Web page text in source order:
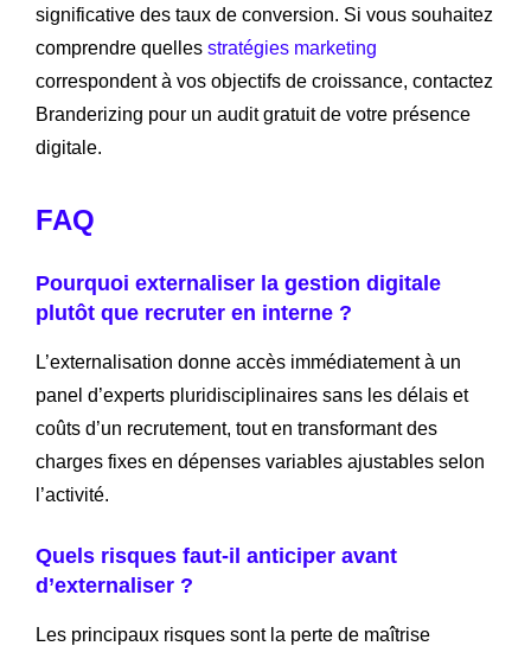
significative des taux de conversion. Si vous souhaitez
comprendre quelles stratégies marketing
correspondent à vos objectifs de croissance, contactez
Branderizing pour un audit gratuit de votre présence
digitale.
FAQ
Pourquoi externaliser la gestion digitale
plutôt que recruter en interne ?
L’externalisation donne accès immédiatement à un
panel d’experts pluridisciplinaires sans les délais et
coûts d’un recrutement, tout en transformant des
charges fixes en dépenses variables ajustables selon
l’activité.
Quels risques faut-il anticiper avant
d’externaliser ?
Les principaux risques sont la perte de maîtrise